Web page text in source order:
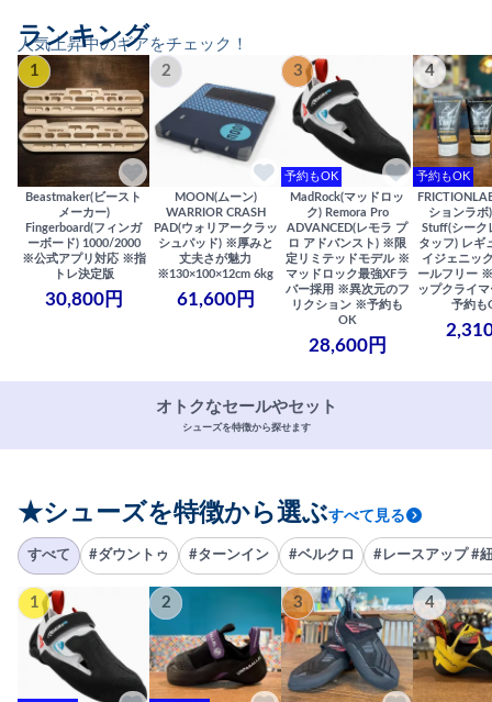
人気上昇中のギアをチェック！
ランキング
1
Beastmaker(ビースト
メーカー)
Fingerboard(フィンガ
ーボード) 1000/2000
※公式アプリ対応 ※指
トレ決定版
30,800円
2
MOON(ムーン)
WARRIOR CRASH
PAD(ウォリアークラッ
シュパッド) ※厚みと
丈夫さが魅力
※130×100×12cm 6kg
61,600円
3
予約もOK
MadRock(マッドロッ
ク) Remora Pro
ADVANCED(レモラ プ
ロ アドバンスト) ※限
定リミテッドモデル ※
マッドロック最強XFラ
バー採用 ※異次元のフ
リクション ※予約も
OK
28,600円
4
予約もOK
ションラボ
Stuff(シーク
タッフ) レギ
イジェニッ
ールフリー
ップクライ
予約も
オトクなセールやセット
シューズを特徴から探せます
★シューズを特徴から選ぶすべて見る
すべて #ダウントゥ #ターンイン #ベルクロ #レースアップ #
1 2 3 4